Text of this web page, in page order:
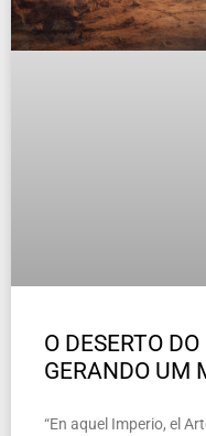
O DESERTO
GERANDO UM
“En aquel Imperio, el